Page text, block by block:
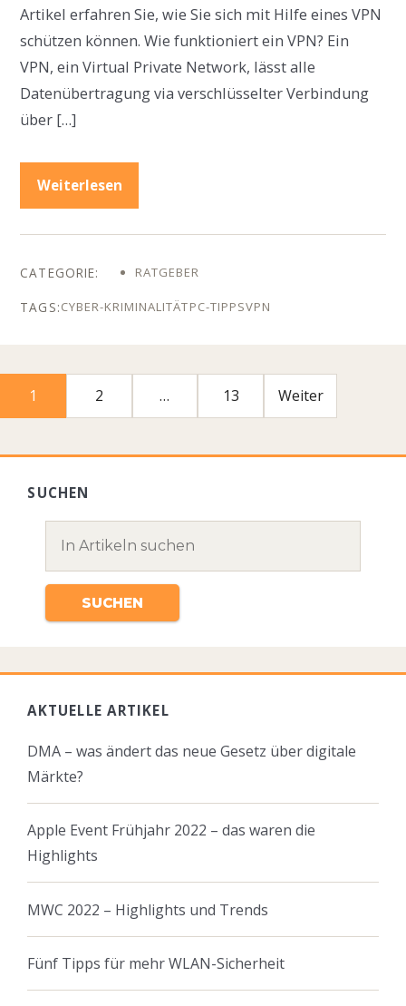
Artikel erfahren Sie, wie Sie sich mit Hilfe eines VPN
schützen können. Wie funktioniert ein VPN? Ein
VPN, ein Virtual Private Network, lässt alle
Datenübertragung via verschlüsselter Verbindung
über […]
Weiterlesen
RATGEBER
CYBER-KRIMINALITÄTPC-TIPPSVPN
1 2 … 13 Weiter
SUCHEN
AKTUELLE ARTIKEL
DMA – was ändert das neue Gesetz über digitale
Märkte?
Apple Event Frühjahr 2022 – das waren die
Highlights
MWC 2022 – Highlights und Trends
Fünf Tipps für mehr WLAN-Sicherheit